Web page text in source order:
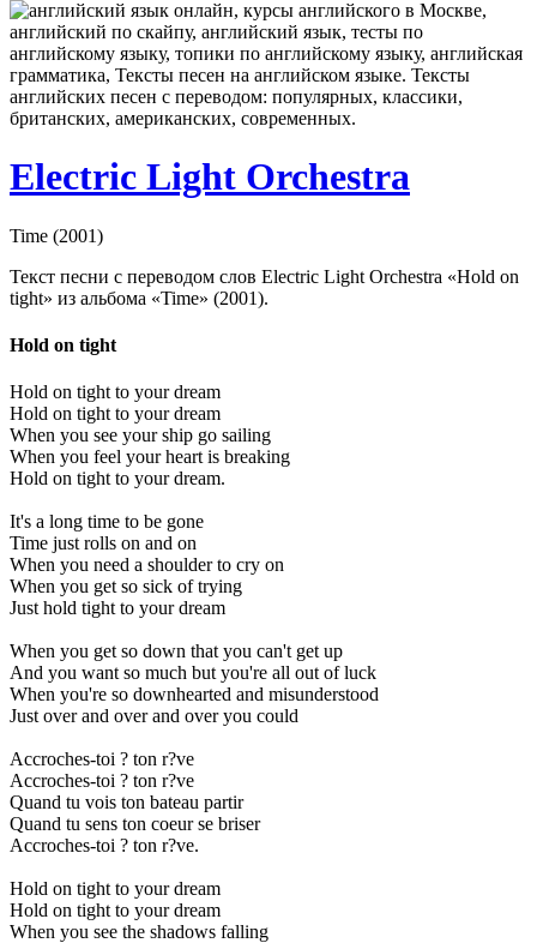
Electric Light Orchestra
Time (2001)
Текст песни с переводом слов Electric Light Orchestra «Hold on
tight» из альбома «Time» (2001).
Hold on tight
Hold on tight to your dream
Hold on tight to your dream
When you see your ship go sailing
When you feel your heart is breaking
Hold on tight to your dream.
It's a long time to be gone
Time just rolls on and on
When you need a shoulder to cry on
When you get so sick of trying
Just hold tight to your dream
When you get so down that you can't get up
And you want so much but you're all out of luck
When you're so downhearted and misunderstood
Just over and over and over you could
Accroches-toi ? ton r?ve
Accroches-toi ? ton r?ve
Quand tu vois ton bateau partir
Quand tu sens ton coeur se briser
Accroches-toi ? ton r?ve.
Hold on tight to your dream
Hold on tight to your dream
When you see the shadows falling